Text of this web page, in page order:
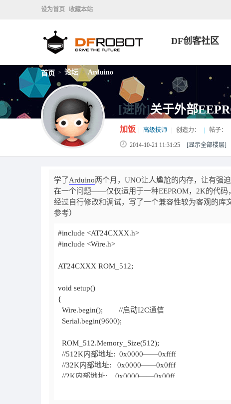
设为首页 收藏本站
DF创客社区
首页 > 论坛 > Arduino
[进阶]关于外部
加饭 高级技师 创造力： 帖子：
2014-10-21 11:31:25 [显示全部楼层]
学了Arduino两个月，UNO让人尴尬的内存，让有强
在一个问题——仅仅适用于一种EEPROM，2K的代码
经过自行修改和调试，写了一个兼容性较为客观的
参考）
#include <AT24CXXX.h>
#include <Wire.h>
void setup()
Wire.begin();        //启动I2C通信
//512K内部地址:  0x0000——0xffff
//32K内部地址:   0x0000——0x0fff
//2K内部地址:    0x0000——0x00ff